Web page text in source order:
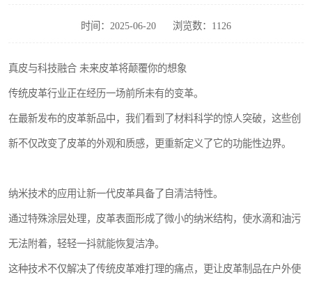
时间：2025-06-20 浏览数：1126
真皮与科技融合 未来皮革将颠覆你的想象
传统皮革行业正在经历一场前所未有的变革。
在最新发布的皮革新品中，我们看到了材料科学的惊人突破，这些创
新不仅改变了皮革的外观和质感，更重新定义了它的功能性边界。
纳米技术的应用让新一代皮革具备了自清洁特性。
通过特殊涂层处理，皮革表面形成了微小的纳米结构，使水滴和油污
无法附着，轻轻一抖就能恢复洁净。
这种技术不仅解决了传统皮革难打理的痛点，更让皮革制品在户外使